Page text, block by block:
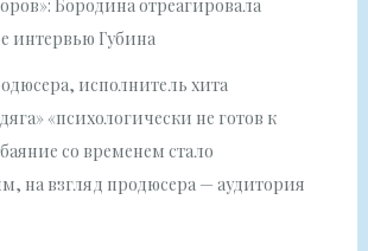
Бородина отреагировала
интервью Губина
исполнитель хита
«психологически не готов к
со временем стало
на взгляд продюсера — аудитория